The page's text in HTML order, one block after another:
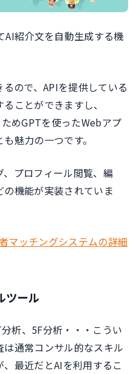
AI紹介文を自動生成する機
ので、APIを提供している
ことができますし、
めGPTを使ったWebアプ
魅力の一つです。
プロフィール閲覧、編
機能が実装されていま
マッチングシステムの詳細
ール
析、5F分析・・・こうい
通常コンサル的なスキル
最近だとAIを利用するこ